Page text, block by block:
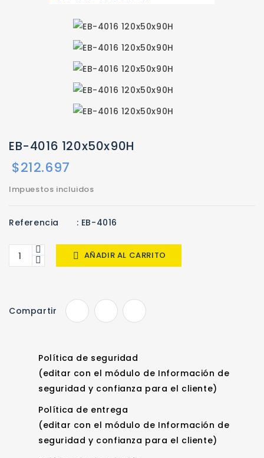
EB-4016 120x50x90H
$212.697
Impuestos incluidos
Referencia : EB-4016
 AÑADIR AL CARRITO
Compartir
Política de seguridad
(editar con el módulo de Información de
seguridad y confianza para el cliente)
Política de entrega
(editar con el módulo de Información de
seguridad y confianza para el cliente)